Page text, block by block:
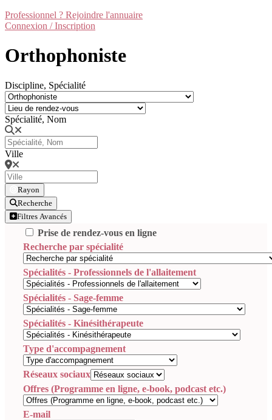
Professionnel ? Rejoindre l'annuaire
Connexion / Inscription
Orthophoniste
Discipline, Spécialité
Spécialité, Nom
Ville
Rayon
Recherche
Filtres Avancés
Prise de rendez-vous en ligne
Recherche par spécialité
Spécialités - Professionnels de l'allaitement
Spécialités - Sage-femme
Spécialités - Kinésithérapeute
Type d'accompagnement
Réseaux sociaux
Offres (Programme en ligne, e-book, podcast etc.)
E-mail